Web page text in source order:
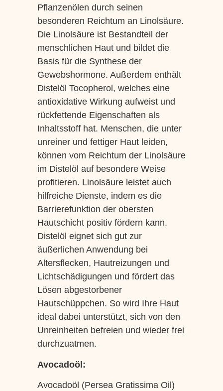
Pflanzenölen durch seinen
besonderen Reichtum an Linolsäure.
Die Linolsäure ist Bestandteil der
menschlichen Haut und bildet die
Basis für die Synthese der
Gewebshormone. Außerdem enthält
Distelöl Tocopherol, welches eine
antioxidative Wirkung aufweist und
rückfettende Eigenschaften als
Inhaltsstoff hat. Menschen, die unter
unreiner und fettiger Haut leiden,
können vom Reichtum der Linolsäure
im Distelöl auf besondere Weise
profitieren. Linolsäure leistet auch
hilfreiche Dienste, indem es die
Barrierefunktion der obersten
Hautschicht positiv fördern kann.
Distelöl eignet sich gut zur
äußerlichen Anwendung bei
Altersflecken, Hautreizungen und
Lichtschädigungen und fördert das
Lösen abgestorbener
Hautschüppchen. So wird Ihre Haut
ideal dabei unterstützt, sich von den
Unreinheiten befreien und wieder frei
durchzuatmen.
Avocadoöl:
Avocadoöl (Persea Gratissima Oil)